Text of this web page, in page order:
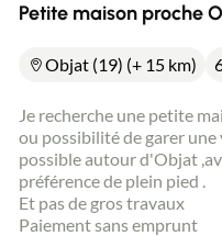
Petite maison proche
Objat (19) (+ 15 km)
Je recherche une petite
ou possibilité de garer une
possible autour d'Objat
préférence de plein pied .
Et pas de gros travaux
Paiement sans emprunt